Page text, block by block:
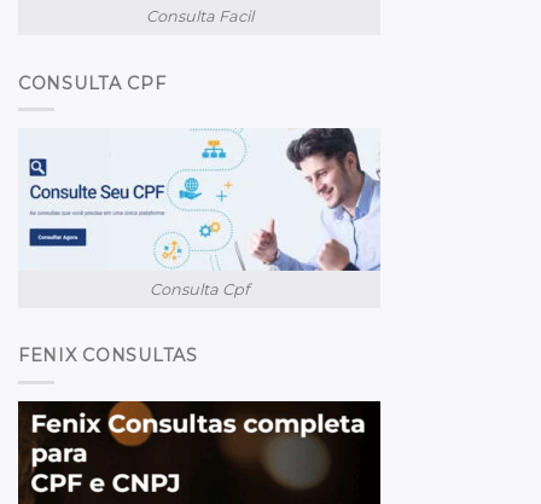
Consulta Facil
CONSULTA CPF
Consulta Cpf
FENIX CONSULTAS